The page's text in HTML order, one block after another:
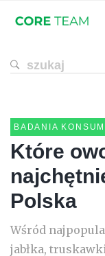
BADANIA
Które
Polska
Wśród
jabłka,